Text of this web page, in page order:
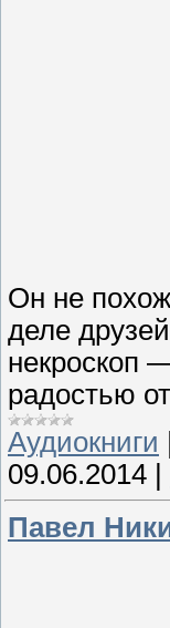
Он не
деле
некроскоп
радостью
Аудиокниги
09.06.2014
Павел